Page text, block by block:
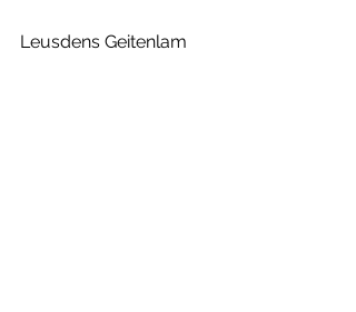
Leusdens Geitenlam